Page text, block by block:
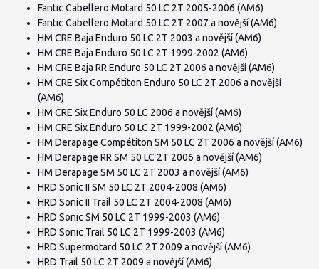
Fantic Cabellero Motard 50 LC 2T 2005-2006 (AM6)
Fantic Cabellero Motard 50 LC 2T 2007 a novější (AM6)
HM CRE Baja Enduro 50 LC 2T 2003 a novější (AM6)
HM CRE Baja Enduro 50 LC 2T 1999-2002 (AM6)
HM CRE Baja RR Enduro 50 LC 2T 2006 a novější (AM6)
HM CRE Six Compétiton Enduro 50 LC 2T 2006 a novější
(AM6)
HM CRE Six Enduro 50 LC 2006 a novější (AM6)
HM CRE Six Enduro 50 LC 2T 1999-2002 (AM6)
HM Derapage Compétiton SM 50 LC 2T 2006 a novější (AM6)
HM Derapage RR SM 50 LC 2T 2006 a novější (AM6)
HM Derapage SM 50 LC 2T 2003 a novější (AM6)
HRD Sonic II SM 50 LC 2T 2004-2008 (AM6)
HRD Sonic II Trail 50 LC 2T 2004-2008 (AM6)
HRD Sonic SM 50 LC 2T 1999-2003 (AM6)
HRD Sonic Trail 50 LC 2T 1999-2003 (AM6)
HRD Supermotard 50 LC 2T 2009 a novější (AM6)
HRD Trail 50 LC 2T 2009 a novější (AM6)